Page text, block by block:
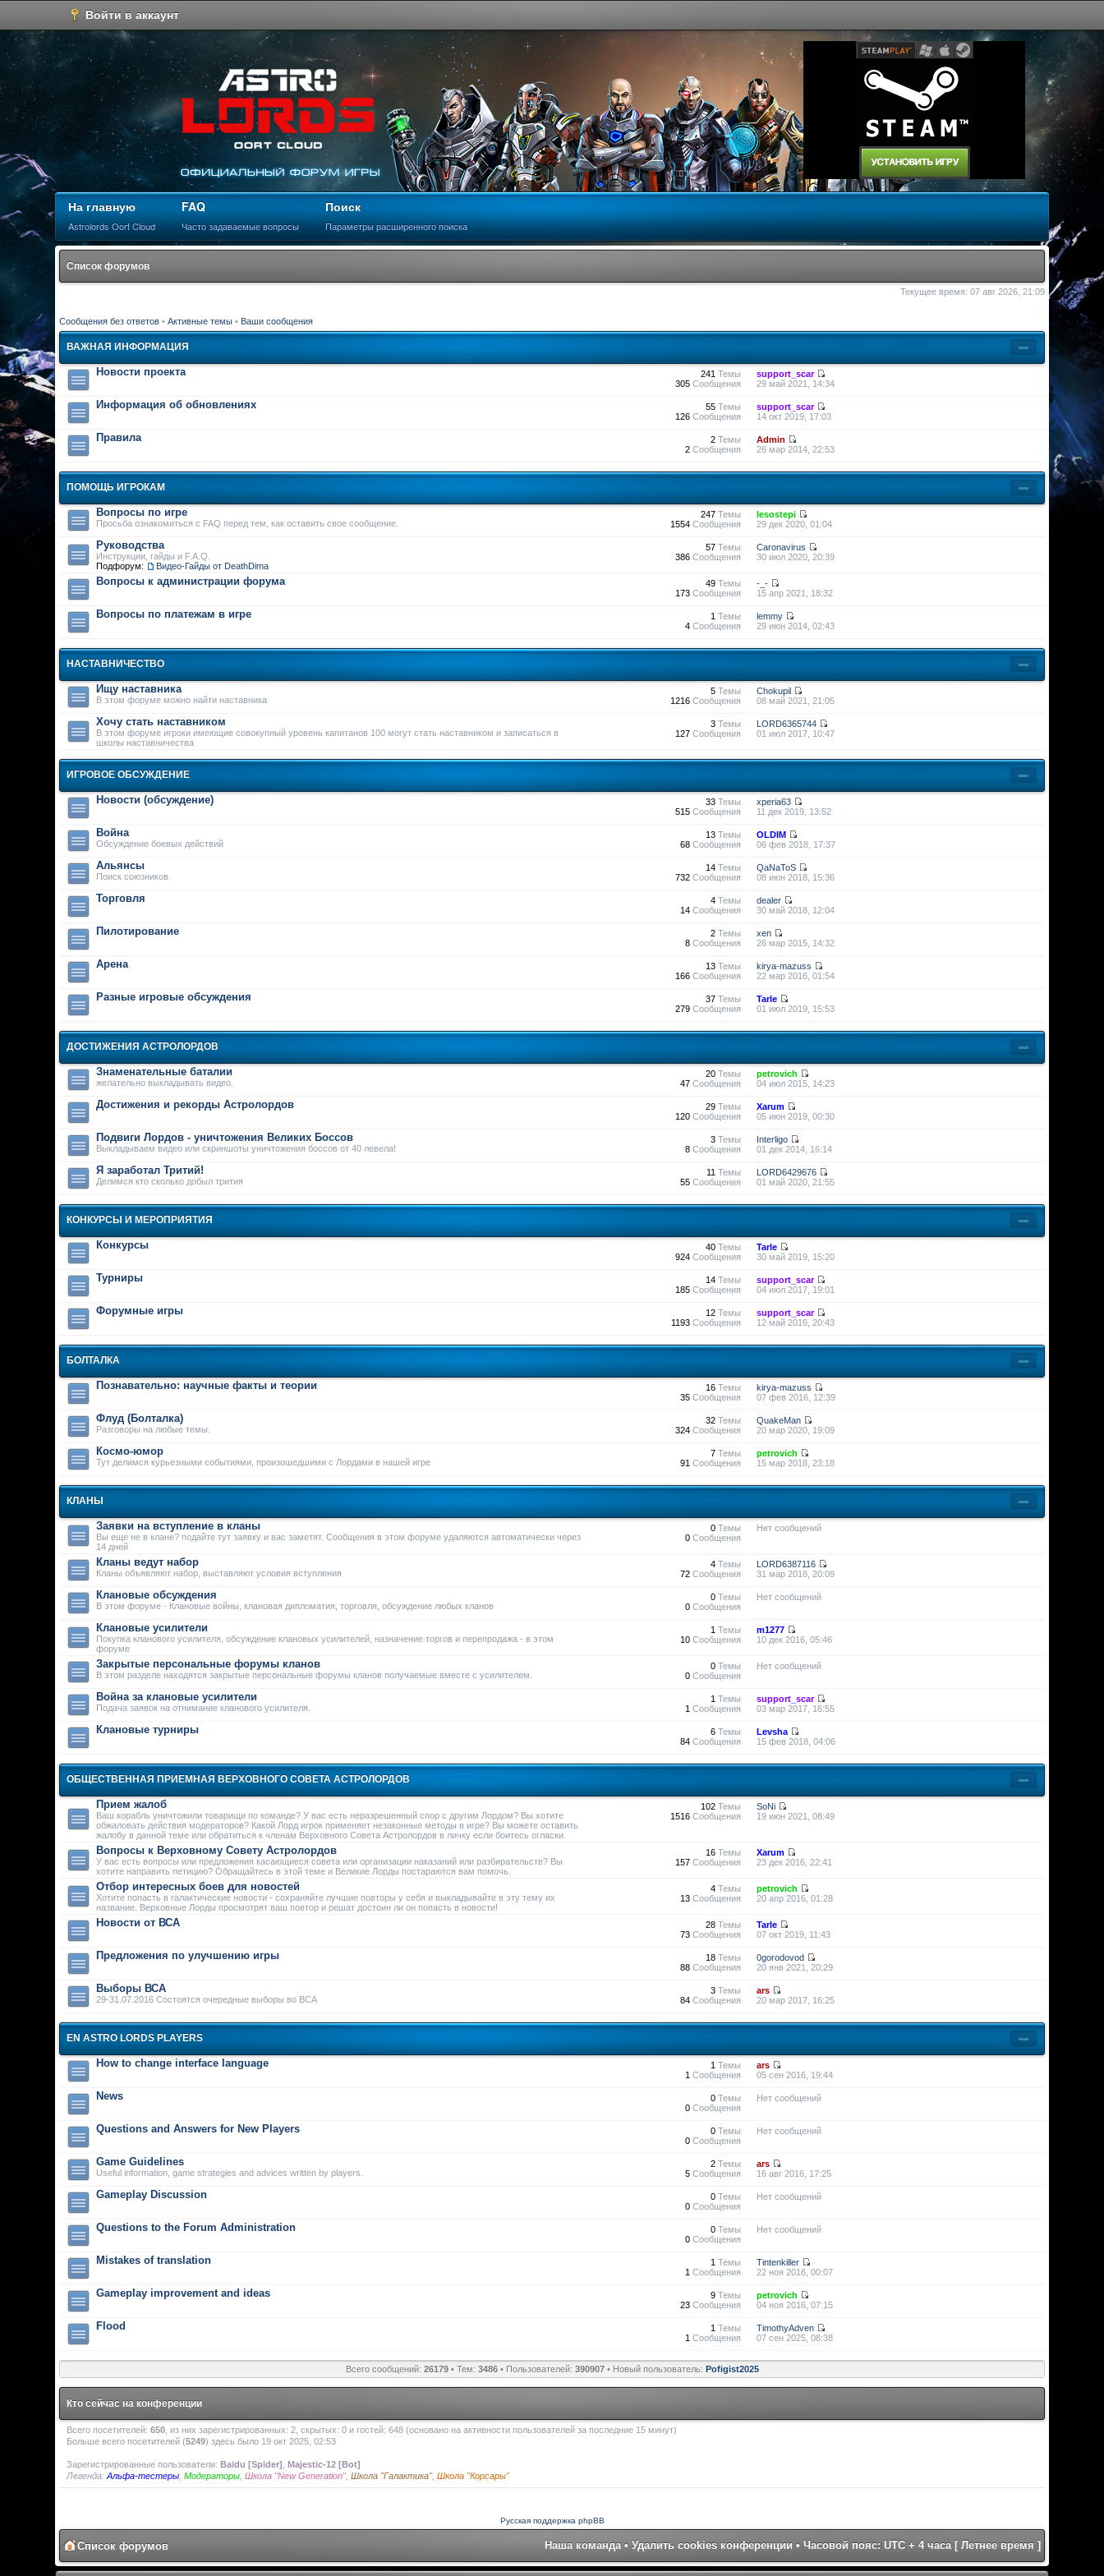
Войти в аккаунт
На главную
Astrolords Oort Cloud
FAQ
Часто задаваемые вопросы
Поиск
Параметры расширенного поиска
Список форумов
Текущее время: 07 авг 2026, 21:09
Сообщения без ответов •Активные темы • Ваши сообщения
ВАЖНАЯ ИНФОРМАЦИЯ
Новости проекта 241 Темы
305Сообщения
support_scar
29 май 2021, 14:34
Информация об обновлениях 55Темы
126Сообщения
support_scar
14 окт 2019, 17:03
Правила 2Темы
2Сообщения
Admin
26 мар 2014, 22:53
ПОМОЩЬ ИГРОКАМ
Вопросы по игре
Просьба ознакомиться с FAQ перед тем, как оставить свое сообщение.
247Темы
1554Сообщения
lesostepi
29 дек 2020, 01:04
Руководства
Инструкции, гайды и F.A.Q.
Подфорум:
Видео-Гайды от DeathDima
57Темы
386Сообщения
Caronavirus
30 июл 2020, 20:39
Вопросы к администрации форума 49Темы
173Сообщения
-_-
15 апр 2021, 18:32
Вопросы по платежам в игре 1 Темы
4Сообщения
lemmy
29 июн 2014, 02:43
НАСТАВНИЧЕСТВО
Ищу наставника
В этом форуме можно найти наставника
5Темы
1216Сообщения
Chokupil
08 май 2021, 21:05
Хочу стать наставником
В этом форуме игроки имеющие совокупный уровень капитанов 100 могут стать наставником и записаться в
школы наставничества
3Темы
127Сообщения
LORD6365744
01 июл 2017, 10:47
ИГРОВОЕ ОБСУЖДЕНИЕ
Новости (обсуждение) 33Темы
515Сообщения
xperia63
11 дек 2019, 13:52
Война
Обсуждение боевых действий
13Темы
68Сообщения
OLDIM
06 фев 2018, 17:37
Альянсы
Поиск союзников
14Темы
732Сообщения
QaNaToS
08 июн 2018, 15:36
Торговля 4Темы
14Сообщения
dealer
30 май 2018, 12:04
Пилотирование 2Темы
8Сообщения
xen
26 мар 2015, 14:32
Арена 13Темы
166Сообщения
kirya-mazuss
22 мар 2016, 01:54
Разные игровые обсуждения 37Темы
279Сообщения
Tarle
01 июл 2019, 15:53
ДОСТИЖЕНИЯ АСТРОЛОРДОВ
Знаменательные баталии
желательно выкладывать видео.
20Темы
47Сообщения
petrovich
04 июл 2015, 14:23
Достижения и рекорды Астролордов 29Темы
120Сообщения
Xarum
05 июн 2019, 00:30
Подвиги Лордов - уничтожения Великих Боссов
Выкладываем видео или скриншоты уничтожения боссов от 40 левела!
3Темы
8Сообщения
Interligo
01 дек 2014, 16:14
Я заработал Тритий!
Делимся кто сколько добыл трития
11 Темы
55Сообщения
LORD6429676
01 май 2020, 21:55
КОНКУРСЫ И МЕРОПРИЯТИЯ
Конкурсы 40Темы
924Сообщения
Tarle
30 май 2019, 15:20
Турниры 14Темы
185Сообщения
support_scar
04 июл 2017, 19:01
Форумные игры 12Темы
1193Сообщения
support_scar
12 май 2016, 20:43
БОЛТАЛКА
Познавательно: научные факты и теории 16Темы
35Сообщения
kirya-mazuss
07 фев 2016, 12:39
Флуд (Болталка)
Разговоры на любые темы.
32Темы
324Сообщения
QuakeMan
20 мар 2020, 19:09
Космо-юмор
Тут делимся курьезными событиями, произошедшими с Лордами в нашей игре
7Темы
91 Сообщения
petrovich
15 мар 2018, 23:18
КЛАНЫ
Заявки на вступление в кланы
Вы еще не в клане? подайте тут заявку и вас заметят. Сообщения в этом форуме удаляются автоматически через
14 дней
0Темы
0Сообщения
Нет сообщений
Кланы ведут набор
Кланы объявляют набор, выставляют условия вступления
4Темы
72Сообщения
LORD6387116
31 мар 2018, 20:09
Клановые обсуждения
В этом форуме - Клановые войны, клановая дипломатия, торговля, обсуждение любых кланов
0Темы
0Сообщения
Нет сообщений
Клановые усилители
Покупка кланового усилителя, обсуждение клановых усилителей, назначение торгов и перепродажа - в этом
форуме
1 Темы
10Сообщения
m1277
10 дек 2016, 05:46
Закрытые персональные форумы кланов
В этом разделе находятся закрытые персональные форумы кланов получаемые вместе с усилителем.
0Темы
0Сообщения
Нет сообщений
Война за клановые усилители
Подача заявок на отнимание кланового усилителя.
1 Темы
1 Сообщения
support_scar
03 мар 2017, 16:55
Клановые турниры 6Темы
84Сообщения
Levsha
15 фев 2018, 04:06
ОБЩЕСТВЕННАЯ ПРИЕМНАЯ ВЕРХОВНОГО СОВЕТА АСТРОЛОРДОВ
Прием жалоб
Ваш корабль уничтожили товарищи по команде? У вас есть неразрешенный спор с другим Лордом? Вы хотите
обжаловать действия модераторов? Какой Лорд игрок применяет незаконные методы в игре? Вы можете оставить
жалобу в данной теме или обратиться к членам Верховного Совета Астролордов в личку если боитесь огласки.
102Темы
1516Сообщения
SoNi
19 июн 2021, 08:49
Вопросы к Верховному Совету Астролордов
У вас есть вопросы или предложения касающиеся совета или организации наказаний или разбирательств? Вы
хотите направить петицию? Обращайтесь в этой теме и Великие Лорды постараются вам помочь.
16Темы
157Сообщения
Xarum
23 дек 2016, 22:41
Отбор интересных боев для новостей
Хотите попасть в галактические новости - сохраняйте лучшие повторы у себя и выкладывайте в эту тему их
название. Верховные Лорды просмотрят ваш повтор и решат достоин ли он попасть в новости!
4Темы
13Сообщения
petrovich
20 апр 2016, 01:28
Новости от ВСА 28Темы
73Сообщения
Tarle
07 окт 2019, 11:43
Предложения по улучшению игры 18Темы
88Сообщения
0gorodovod
20 янв 2021, 20:29
Выборы ВСА
29-31.07.2016 Состоятся очередные выборы во ВСА
3Темы
84Сообщения
ars
20 мар 2017, 16:25
EN ASTRO LORDS PLAYERS
How to change interface language 1 Темы
1 Сообщения
ars
05 сен 2016, 19:44
News 0Темы
0Сообщения
Нет сообщений
Questions and Answers for New Players 0Темы
0Сообщения
Нет сообщений
Game Guidelines
Useful information, game strategies and advices written by players.
2Темы
5Сообщения
ars
16 авг 2016, 17:25
Gameplay Discussion 0Темы
0Сообщения
Нет сообщений
Questions to the Forum Administration 0Темы
0Сообщения
Нет сообщений
Mistakes of translation 1 Темы
1 Сообщения
Tintenkiller
22 ноя 2016, 00:07
Gameplay improvement and ideas 9Темы
23Сообщения
petrovich
04 ноя 2016, 07:15
Flood 1 Темы
1 Сообщения
TimothyAdven
07 сен 2025, 08:38
Всего сообщений: 26179• Тем: 3486• Пользователей: 390907• Новый пользователь: Pofigist2025
Кто сейчас на конференции
Всего посетителей:650 , из них зарегистрированных: 2, скрытых: 0 и гостей: 648 (основано на активности пользователей за последние 15 минут)
Больше всего посетителей (5249) здесь было 19 окт 2025, 02:53
Зарегистрированные пользователи:Baidu [Spider] ,Majestic-12 [Bot]
Легенда:Альфа-тестеры ,Модераторы ,Школа "New Generation",Школа "Галактика",Школа "Корсары"
Русская поддержка phpBB
Список форумов Наша команда• Удалить cookies конференции • Часовой пояс: UTC + 4 часа [ Летнее время ]